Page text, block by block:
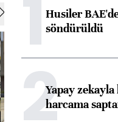
1Husiler
söndürüldü
2Yapay
harcama